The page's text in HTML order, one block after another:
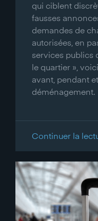
qui ciblent
fausses
demandes de
autorisées, en
services publics
le quartier »,
avant, pendant
déménagement.
Continuer la